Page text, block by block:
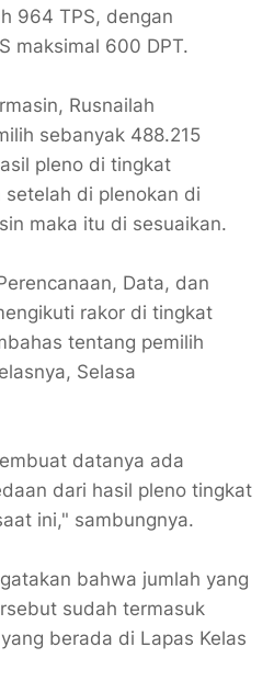
964 TPS, dengan
maksimal 600 DPT.
Rusnailah
sebanyak 488.215
pleno di tingkat
setelah di plenokan di
maka itu di sesuaikan.
Data, dan
rakor di tingkat
tentang pemilih
Selasa
datanya ada
dari hasil pleno tingkat
ini," sambungnya.
bahwa jumlah yang
sudah termasuk
berada di Lapas Kelas